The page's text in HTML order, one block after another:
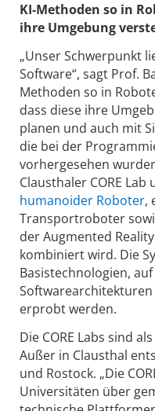
KI-Methoden so in
ihre Umgebung
„Unser Schwerpunkt
Software“, sagt Prof.
Methoden so in
dass diese ihre
planen und auch mit
die bei der
vorhergesehen
Clausthaler CORE
humanoider Roboter,
Transportroboter
der Augmented
kombiniert wird. Die
Basistechnologien,
erprobt werden.
Die CORE Labs sind
Außer in Clausthal
und Rostock. „Die
Universitäten über